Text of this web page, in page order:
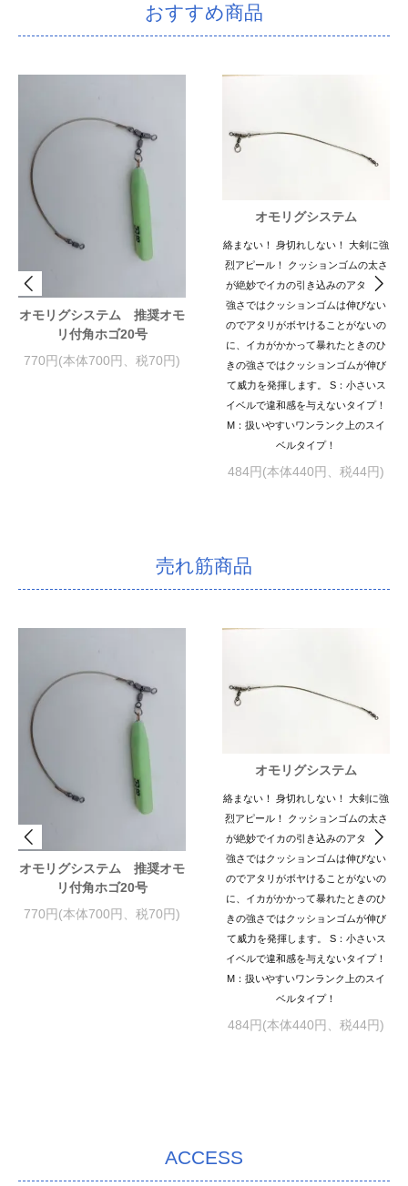
おすすめ商品
オモリグシステム 推奨オモ
リ付角ホゴ20号
770円(本体700円、税70円)
オモリグシステム
絡まない！ 身切れしない！ 大剣に強
烈アピール！ クッションゴムの太さ
が絶妙でイカの引き込みのアタリの
強さではクッションゴムは伸びない
のでアタリがボヤけることがないの
に、イカがかかって暴れたときのひ
きの強さではクッションゴムが伸び
て威力を発揮します。 S：小さいス
イベルで違和感を与えないタイプ！
M：扱いやすいワンランク上のスイ
ベルタイプ！
484円(本体440円、税44円)
売れ筋商品
オモリグシステム 推奨オモ
リ付角ホゴ20号
770円(本体700円、税70円)
オモリグシステム
絡まない！ 身切れしない！ 大剣に強
烈アピール！ クッションゴムの太さ
が絶妙でイカの引き込みのアタリの
強さではクッションゴムは伸びない
のでアタリがボヤけることがないの
に、イカがかかって暴れたときのひ
きの強さではクッションゴムが伸び
て威力を発揮します。 S：小さいス
イベルで違和感を与えないタイプ！
M：扱いやすいワンランク上のスイ
ベルタイプ！
484円(本体440円、税44円)
ACCESS